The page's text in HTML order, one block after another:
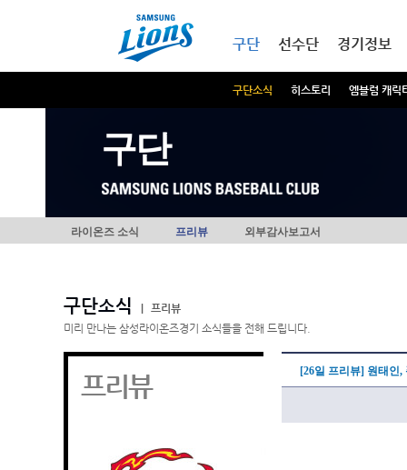
구단
구단소식 히스토리 엠블럼 캐릭
선수단 경기정보
구단
라이온즈 소식 프리뷰 외부감사보고서
구단소식
프리뷰
미리 만나는 삼성라이온즈경기 소식들을 전해 드립니다.
프리뷰 [26일 프리뷰] 원태인